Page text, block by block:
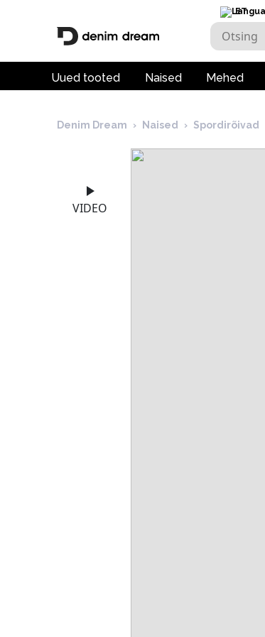
ET
Uued tooted Naised Mehed
Denim Dream › Naised › Spordirõivad
VIDEO